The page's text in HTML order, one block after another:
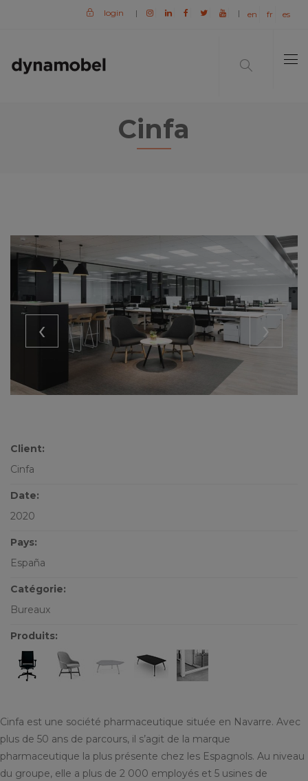
login | | en fr es
Cinfa
‹ ›
Client:
Cinfa
Date:
2020
Pays:
España
Catégorie:
Bureaux
Produits:
Cinfa est une société pharmaceutique située en Navarre. Avec
plus de 50 ans de parcours, il s’agit de la marque
pharmaceutique la plus présente chez les Espagnols. Au niveau
du groupe, elle a plus de 2 000 employés et 5 usines de